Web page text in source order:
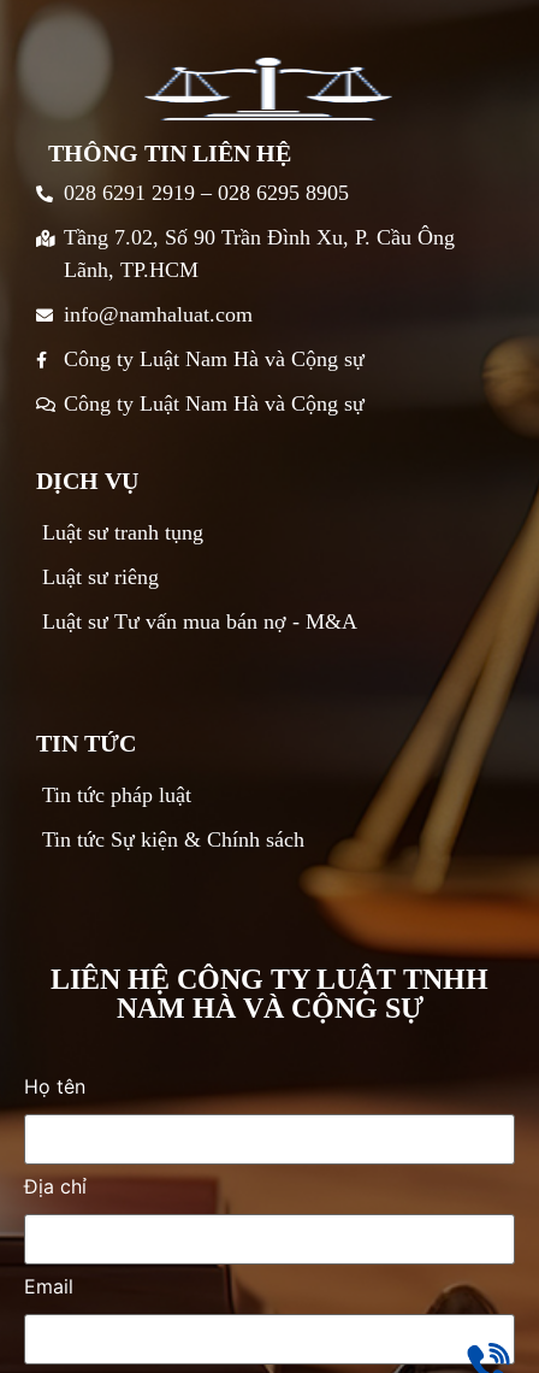
THÔNG TIN LIÊN HỆ
028 6291 2919 – 028 6295 8905
Tầng 7.02, Số 90 Trần Đình Xu, P. Cầu Ông
Lãnh, TP.HCM
info@namhaluat.com
Công ty Luật Nam Hà và Cộng sự
Công ty Luật Nam Hà và Cộng sự
DỊCH VỤ
Luật sư tranh tụng
Luật sư riêng
Luật sư Tư vấn mua bán nợ - M&A
TIN TỨC
Tin tức pháp luật
Tin tức Sự kiện & Chính sách
LIÊN HỆ CÔNG TY LUẬT TNHH
NAM HÀ VÀ CỘNG SỰ
Họ tên
Địa chỉ
Email